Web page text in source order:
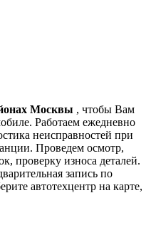
Москвы , чтобы Вам
Работаем ежедневно
неисправностей при
Проведем осмотр,
проверку износа деталей.
запись по
автотехцентр на карте,